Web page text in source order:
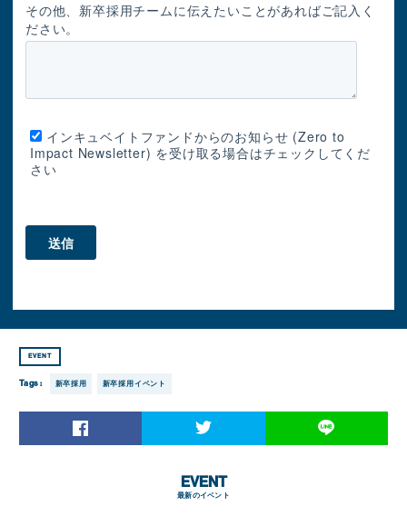
その他、新卒採用チームに伝えたいことがあればご記入く
ださい。
インキュベイトファンドからのお知らせ (Zero to
Impact Newsletter) を受け取る場合はチェックしてくだ
さい
EVENT
Tags : 新卒採用 新卒採用イベント
EVENT
最新のイベント